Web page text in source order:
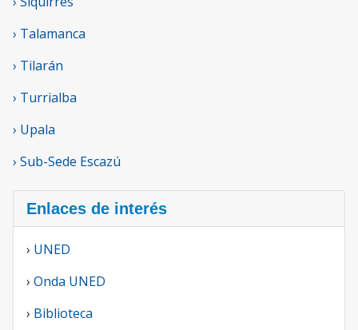
› Talamanca
› Tilarán
› Turrialba
› Upala
› Sub-Sede Escazú
Enlaces de interés
› UNED
› Onda UNED
› Biblioteca